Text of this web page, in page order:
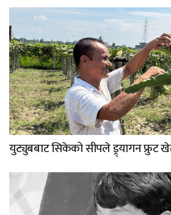
युट्युबबाट सिकेको सीपले ड्र्यागन फ्रुट